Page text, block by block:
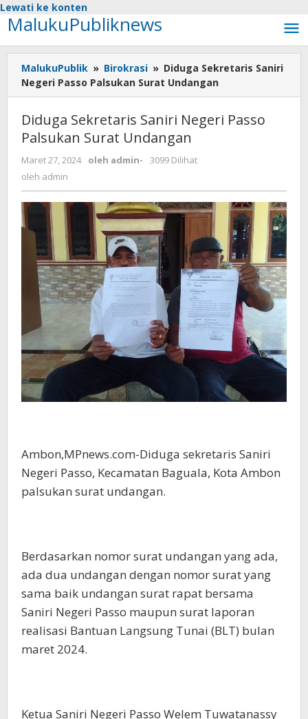
Lewati ke konten
MalukuPubliknews
MalukuPublik » Birokrasi » Diduga Sekretaris Saniri
Negeri Passo Palsukan Surat Undangan
Diduga Sekretaris Saniri Negeri Passo
Palsukan Surat Undangan
Maret 27, 2024 oleh admin-
3099 Dilihat
oleh admin
Ambon,MPnews.com-Diduga sekretaris Saniri
Negeri Passo, Kecamatan Baguala, Kota Ambon
palsukan surat undangan.
Berdasarkan nomor surat undangan yang ada,
ada dua undangan dengan nomor surat yang
sama baik undangan surat rapat bersama
Saniri Negeri Passo maupun surat laporan
realisasi Bantuan Langsung Tunai (BLT) bulan
maret 2024.
Ketua Saniri Negeri Passo Welem Tuwatanassy